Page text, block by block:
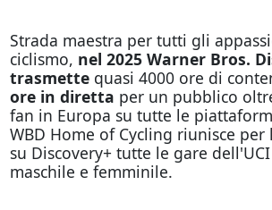
Strada maestra per tutti gli
ciclismo, nel 2025 Warner Bros.
trasmettequasi 4000 ore di
ore in diretta per un pubblico
fan in Europa su tutte le
WBD Home of Cycling riunisce
su Discovery+ tutte le gare
maschile e femminile.